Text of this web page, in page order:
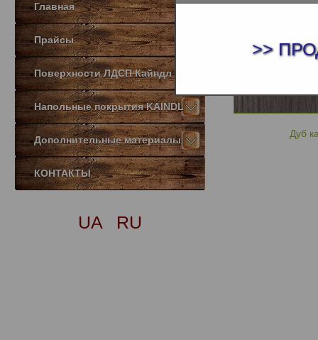
Главная
Прайсы
Поверхности ЛДСП Кайндл
Напольные покрытия KAINDL
Дополнительные материалы
КОНТАКТЫ
UA RU
Дуб
>>